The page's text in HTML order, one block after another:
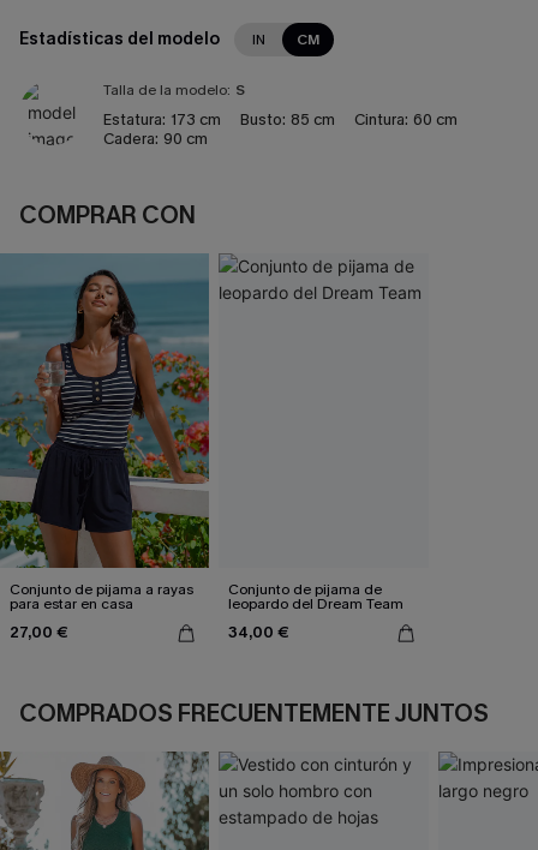
Estadísticas del modelo IN CM
Talla de la modelo: S
Estatura: 173 cm Busto: 85 cm Cintura: 60 cm
Cadera: 90 cm
COMPRAR CON
Conjunto de pijama a rayas
para estar en casa
27,00 €
Conjunto de pijama de
leopardo del Dream Team
34,00 €
COMPRADOS FRECUENTEMENTE JUNTOS